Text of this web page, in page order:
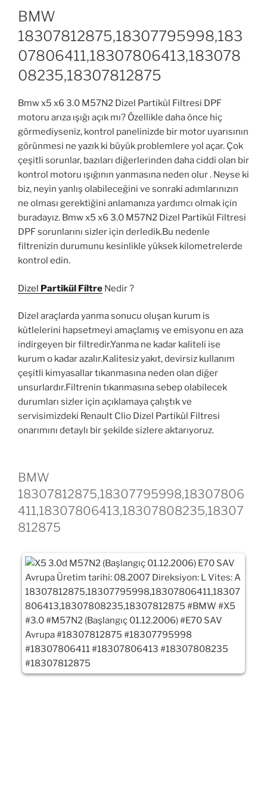
BMW
18307812875,18307795998,183
07806411,18307806413,183078
08235,18307812875
Bmw x5 x6 3.0 M57N2 Dizel Partikül Filtresi DPF
motoru arıza ışığı açık mı? Özellikle daha önce hiç
görmediyseniz, kontrol panelinizde bir motor uyarısının
görünmesi ne yazık ki büyük problemlere yol açar. Çok
çeşitli sorunlar, bazıları diğerlerinden daha ciddi olan bir
kontrol motoru ışığının yanmasına neden olur . Neyse ki
biz, neyin yanlış olabileceğini ve sonraki adımlarınızın
ne olması gerektiğini anlamanıza yardımcı olmak için
buradayız. Bmw x5 x6 3.0 M57N2 Dizel Partikül Filtresi
DPF sorunlarını sizler için derledik.Bu nedenle
filtrenizin durumunu kesinlikle yüksek kilometrelerde
kontrol edin.
Dizel Partikül Filtre Nedir ?
Dizel araçlarda yanma sonucu oluşan kurum is
kütlelerini hapsetmeyi amaçlamış ve emisyonu en aza
indirgeyen bir filtredir.Yanma ne kadar kaliteli ise
kurum o kadar azalır.Kalitesiz yakıt, devirsiz kullanım
çeşitli kimyasallar tıkanmasına neden olan diğer
unsurlardır.Filtrenin tıkanmasına sebep olabilecek
durumları sizler için açıklamaya çalıştık ve
servisimizdeki Renault Clio Dizel Partikül Filtresi
onarımını detaylı bir şekilde sizlere aktarıyoruz.
BMW
18307812875,18307795998,18307806
411,18307806413,18307808235,18307
812875